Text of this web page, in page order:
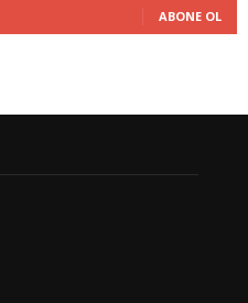
ABONE OL